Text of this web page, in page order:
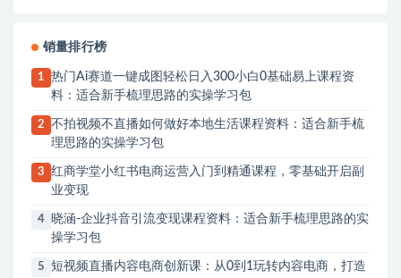
销量排行榜
1
热门Ai赛道一键成图轻松日入300小白0基础易上课程资
料：适合新手梳理思路的实操学习包
2
不拍视频不直播如何做好本地生活课程资料：适合新手梳
理思路的实操学习包
3
红商学堂小红书电商运营入门到精通课程，零基础开启副
业变现
4
晓涵-企业抖音引流变现课程资料：适合新手梳理思路的实
操学习包
5
短视频直播内容电商创新课：从0到1玩转内容电商，打造